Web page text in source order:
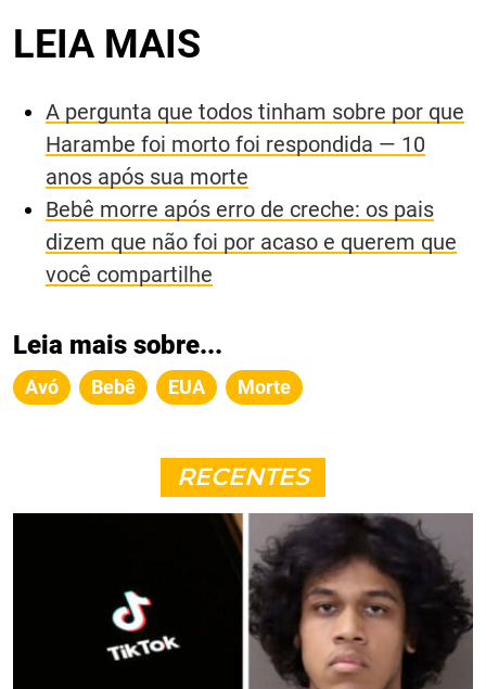
LEIA MAIS
A pergunta que todos tinham sobre por que
Harambe foi morto foi respondida — 10
anos após sua morte
Bebê morre após erro de creche: os pais
dizem que não foi por acaso e querem que
você compartilhe
Leia mais sobre...
Avó Bebê EUA Morte
RECENTES